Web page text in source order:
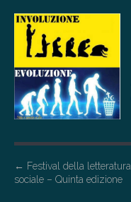
P
o
← Festival della letteratura
sociale – Quinta edizione